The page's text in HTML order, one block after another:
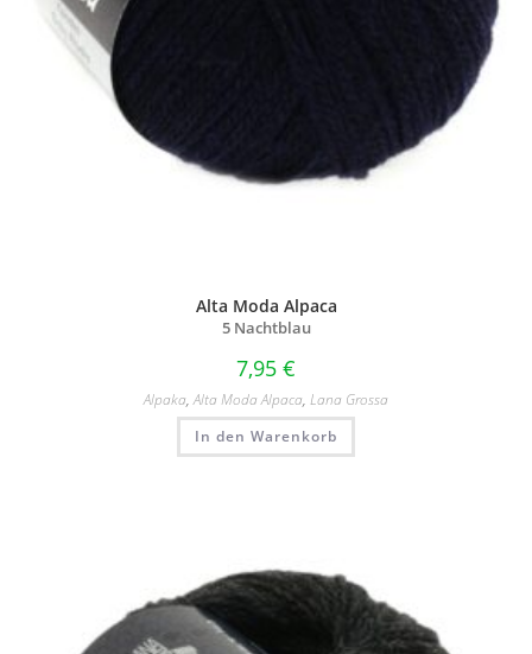
Alta Moda Alpaca
5 Nachtblau
7,95 €
Alpaka,Alta Moda Alpaca, Lana Grossa
In den Warenkorb